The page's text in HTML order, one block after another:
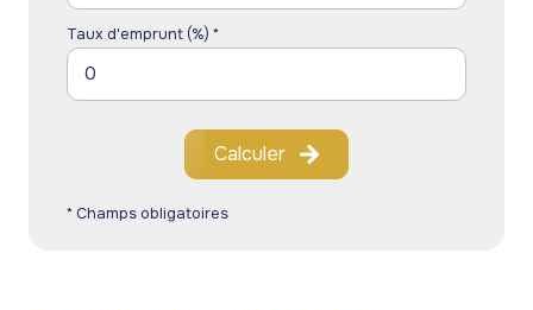
Taux d'emprunt (%) *
Calculer
* Champs obligatoires